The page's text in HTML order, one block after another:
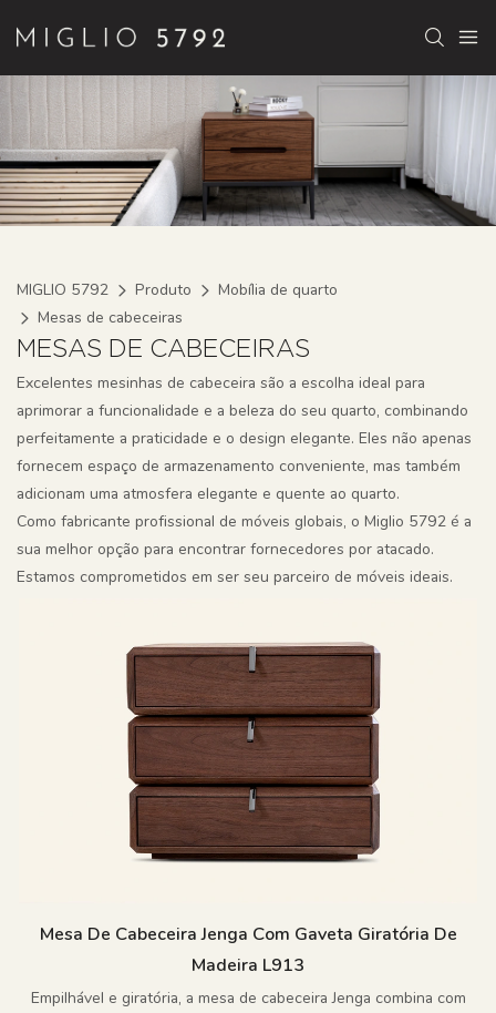
MIGLIO 5792 Produto
Mobília de quarto
Mesas de cabeceiras
MESAS DE CABECEIRAS
Excelentes mesinhas de cabeceira são a escolha ideal para
aprimorar a funcionalidade e a beleza do seu quarto, combinando
perfeitamente a praticidade e o design elegante. Eles não apenas
fornecem espaço de armazenamento conveniente, mas também
adicionam uma atmosfera elegante e quente ao quarto.
Como fabricante profissional de móveis globais, o Miglio 5792 é a
sua melhor opção para encontrar fornecedores por atacado.
Estamos comprometidos em ser seu parceiro de móveis ideais.
Mesa De Cabeceira Jenga Com Gaveta Giratória De
Madeira L913
Empilhável e giratória, a mesa de cabeceira Jenga combina com